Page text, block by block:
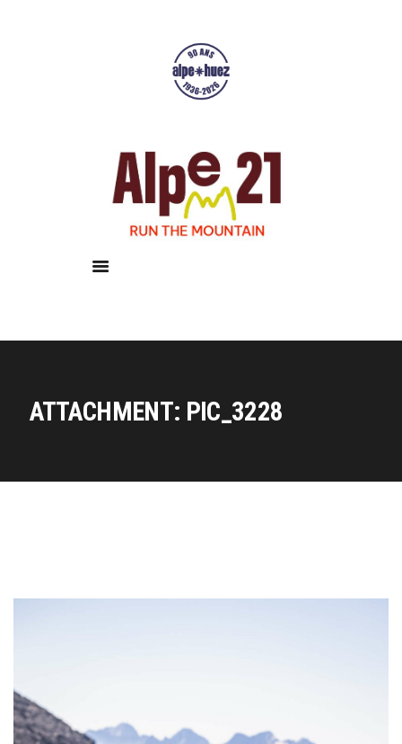
ATTACHMENT: PIC_3228
Résultats
Galerie
Infos pratiques